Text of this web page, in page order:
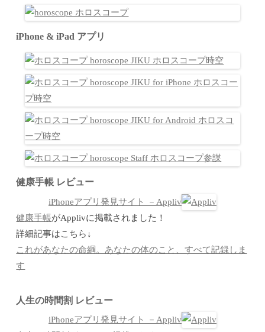
iPhone & iPad アプリ
健康手帳 レビュー
iPhoneアプリ発見サイト －Appliv
健康手帳がApplivに掲載されました！
詳細記事はこちら↓
これがあなたの命綱。あなたの体のこと、すべて記録しま
す
人生の時間割 レビュー
iPhoneアプリ発見サイト －Appliv